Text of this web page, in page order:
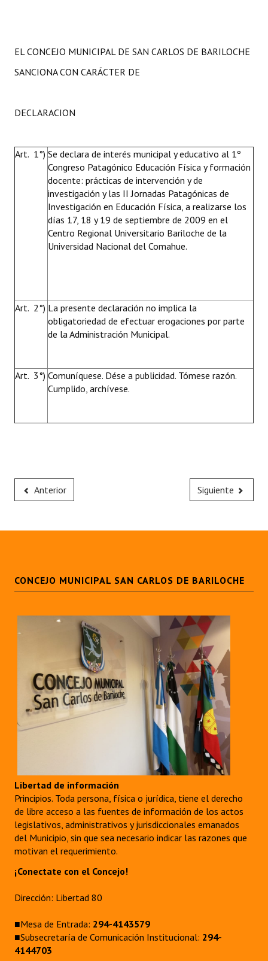
EL CONCEJO MUNICIPAL DE SAN CARLOS DE BARILOCHE
SANCIONA CON CARÁCTER DE
DECLARACION
Art. 1°) Se declara de interés municipal y educativo al 1º
Congreso Patagónico Educación Física y formación
docente: prácticas de intervención y de
investigación y las II Jornadas Patagónicas de
Investigación en Educación Física, a realizarse los
días 17, 18 y 19 de septiembre de 2009 en el
Centro Regional Universitario Bariloche de la
Universidad Nacional del Comahue.
Art. 2°) La presente declaración no implica la
obligatoriedad de efectuar erogaciones por parte
de la Administración Municipal.
Art. 3°) Comuníquese. Dése a publicidad. Tómese razón.
Cumplido, archívese.
Anterior Siguiente
CONCEJO MUNICIPAL SAN CARLOS DE BARILOCHE
Libertad de información
Principios. Toda persona, física o jurídica, tiene el derecho
de libre acceso a las fuentes de información de los actos
legislativos, administrativos y jurisdiccionales emanados
del Municipio, sin que sea necesario indicar las razones que
motivan el requerimiento.
¡Conectate con el Concejo!
Dirección: Libertad 80
■Mesa de Entrada: 294-4143579
■Subsecretaría de Comunicación Institucional: 294-
4144703